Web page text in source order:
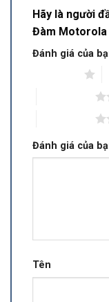
Hãy là người
Đàm Motorola
Đánh giá của
Đánh giá của
Tên